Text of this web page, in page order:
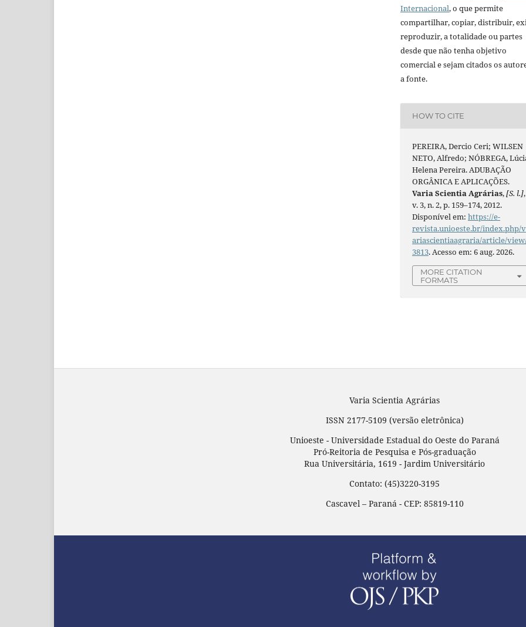
Internacional, o que permite
compartilhar, copiar, distribuir,
reproduzir, a totalidade ou partes
desde que não tenha objetivo
comercial e sejam citados os
a fonte.
HOW TO CITE
PEREIRA, Dercio Ceri; WILSEN
NETO, Alfredo; NÓBREGA,
Helena Pereira. ADUBAÇÃO
ORGÂNICA E APLICAÇÕES.
Varia Scientia Agrárias,[S. l.],
v. 3, n. 2, p. 159–174, 2012.
Disponível em:https://e-
revista.unioeste.br/index.php/v
ariascientiaagraria/article/
3813. Acesso em: 6 aug. 2026.
MORE CITATION
FORMATS
Varia Scientia Agrárias
ISSN 2177-5109 (versão eletrônica)
Unioeste - Universidade Estadual do Oeste do Paraná
Pró-Reitoria de Pesquisa e Pós-graduação
Rua Universitária, 1619 - Jardim Universitário
Contato: (45)3220-3195
Cascavel – Paraná - CEP: 85819-110